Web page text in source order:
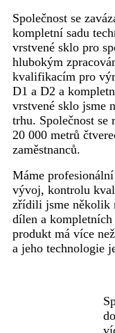
Společnost se
kompletní sadu
vrstvené sklo pro
hlubokým
kvalifikacím pro
D1 a D2 a
vrstvené sklo jsme
trhu. Společnost se
20 000 metrů
zaměstnanců.
Máme
vývoj, kontrolu
zřídili jsme několik
dílen a
produkt má více
a jeho technologie